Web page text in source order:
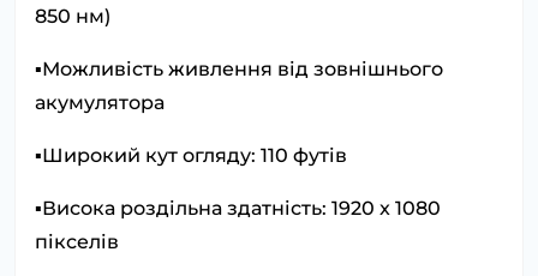
850 нм)
▪️Можливість живлення від зовнішнього
акумулятора
▪️Широкий кут огляду: 110 футів
▪️Висока роздільна здатність: 1920 x 1080
пікселів